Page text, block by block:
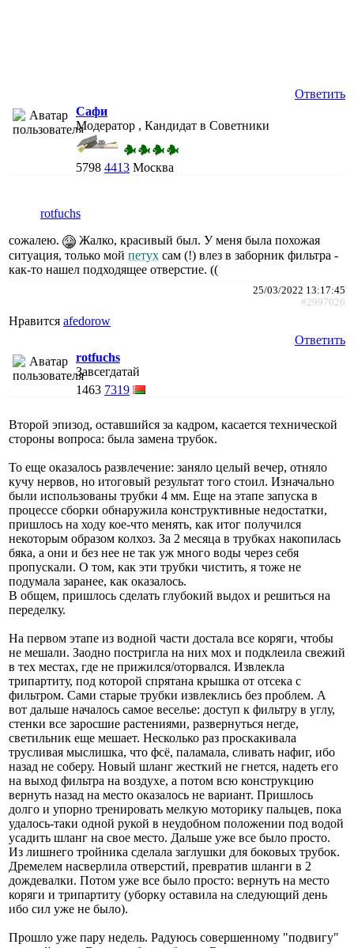
Ответить
Сафи
Модератор , Кандидат в Советники
5798 4413 Москва
rotfuchs
сожалею.
Жалко, красивый был. У меня была похожая
ситуация, только мой петух сам (!) влез в заборник фильтра -
как-то нашел подходящее отверстие. ((
25/03/2022 13:17:45
#2997026
Нравится afedorow
Ответить
rotfuchs
Завсегдатай
1463 7319
Второй эпизод, оставшийся за кадром, касается технической
стороны вопроса: была замена трубок.
То еще оказалось развлечение: заняло целый вечер, отняло
кучу нервов, но итоговый результат того стоил. Изначально
были использованы трубки 4 мм. Еще на этапе запуска в
процессе сборки обнаружила конструктивные недостатки,
пришлось на ходу кое-что менять, как итог получился
некоторым образом колхоз. За 2 месяца в трубках накопилась
бяка, а они и без нее не так уж много воды через себя
пропускали. О том, как эти трубки чистить, я тоже не
подумала заранее, как оказалось.
В общем, пришлось сделать глубокий выдох и решиться на
переделку.
На первом этапе из водной части достала все коряги, чтобы
не мешали. Заодно постригла на них мох и подклеила свежий
в тех местах, где не прижился/оторвался. Извлекла
трипартиту, под которой спрятана крышка от отсека с
фильтром. Сами старые трубки извлеклись без проблем. А
вот дальше началось самое веселье: доступ к фильтру в углу,
стенки все заросшие растениями, развернуться негде,
светильник еще мешает. Несколько раз проскакивала
трусливая мыслишка, что фсё, паламала, сливать нафиг, ибо
назад не соберу. Новый шланг жесткий не гнется, надеть его
на выход фильтра на воздухе, а потом всю конструкцию
вернуть назад на место оказалось не вариант. Пришлось
долго и упорно тренировать мелкую моторику пальцев, пока
удалось-таки одной рукой в неудобном положении под водой
усадить шланг на свое место. Дальше уже все было просто.
Из лишнего тройника сделала заглушки для боковых трубок.
Дремелем насверлила отверстий, превратив шланги в 2
дождевалки. Потом уже все было просто: вернуть на место
коряги и трипартиту (уборку оставила на следующий день
ибо сил уже не было).
Прошло уже пару недель. Радуюсь совершенному "подвигу"